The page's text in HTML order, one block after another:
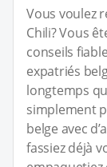
Vous voulez
Chili? Vous
conseils
expatriés
longtemps
simplement
belge avec
fassiez déjà